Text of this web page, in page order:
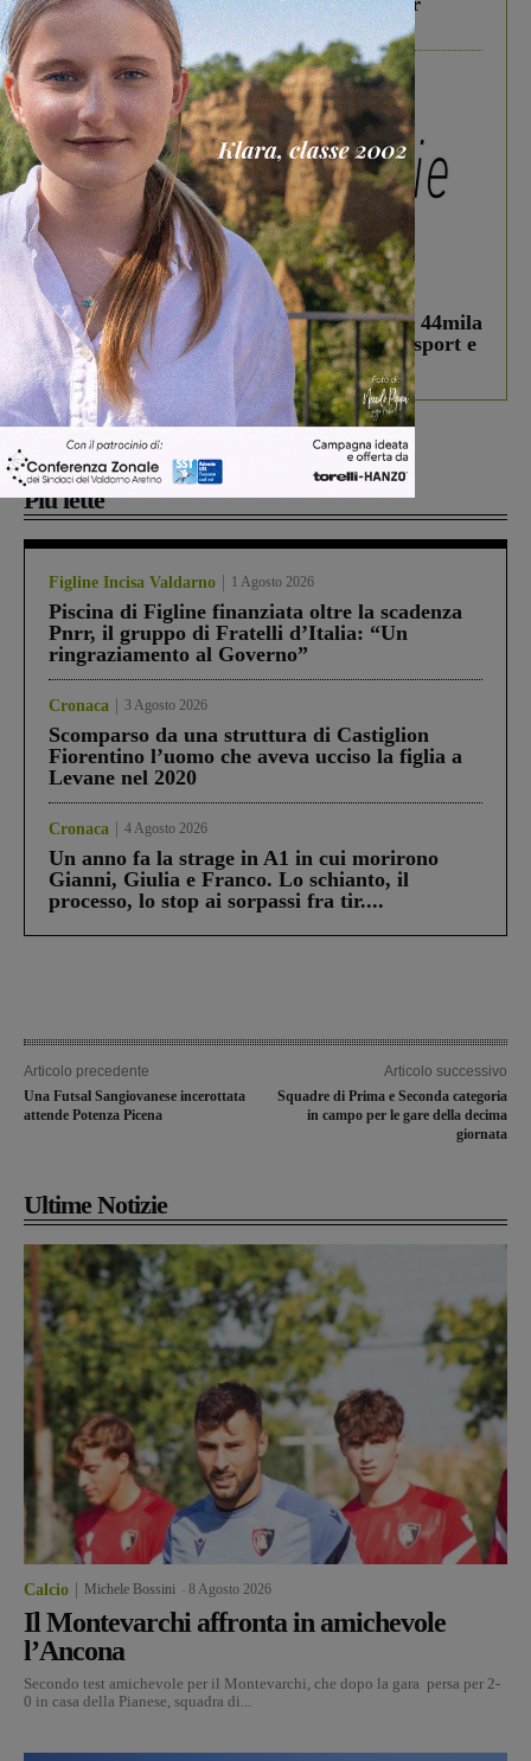
divertire i tuoi figli
In vetrina 3 Agosto 2026
Estra Notizie agosto: Smart Cities, oltre 44mila
studenti coinvolti, torna il bando per lo sport e
debutta il podcast Estrair
Più lette
Figline Incisa Valdarno 1 Agosto 2026
Piscina di Figline finanziata oltre la scadenza
Pnrr, il gruppo di Fratelli d’Italia: “Un
ringraziamento al Governo”
Cronaca 3 Agosto 2026
Scomparso da una struttura di Castiglion
Fiorentino l’uomo che aveva ucciso la figlia a
Levane nel 2020
Cronaca 4 Agosto 2026
Un anno fa la strage in A1 in cui morirono
Gianni, Giulia e Franco. Lo schianto, il
processo, lo stop ai sorpassi fra tir....
Articolo precedente
Una Futsal Sangiovanese incerottata
attende Potenza Picena
Articolo successivo
Squadre di Prima e Seconda categoria
in campo per le gare della decima
giornata
Ultime Notizie
Calcio Michele Bossini 8 Agosto 2026
Il Montevarchi affronta in amichevole
l’Ancona
Secondo test amichevole per il Montevarchi, che dopo la gara persa per 2-
0 in casa della Pianese, squadra di...